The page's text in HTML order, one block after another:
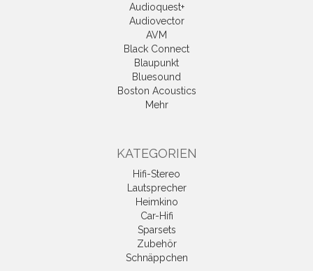
Audioquest+
Audiovector
AVM
Black Connect
Blaupunkt
Bluesound
Boston Acoustics
Mehr
KATEGORIEN
Hifi-Stereo
Lautsprecher
Heimkino
Car-Hifi
Sparsets
Zubehör
Schnäppchen